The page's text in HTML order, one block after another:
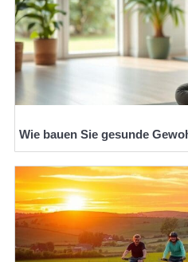
Wie bauen Sie gesunde